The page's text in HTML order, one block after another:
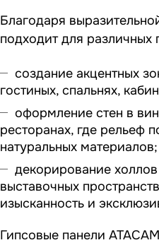
Благодаря
подходит для различных
создание акцентных
гостиных, спальнях,
оформление стен в
ресторанах, где рельеф
натуральных материалов;
декорирование
выставочных
изысканность и
Гипсовые панели